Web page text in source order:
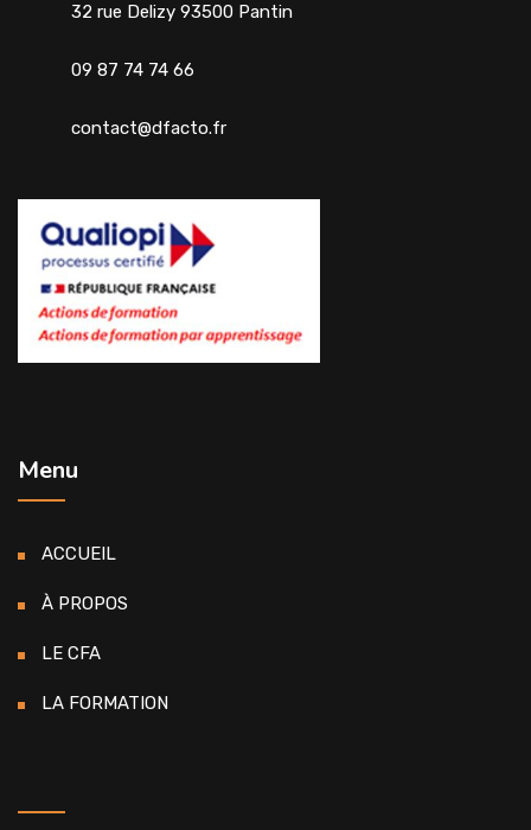
32 rue Delizy 93500 Pantin
09 87 74 74 66
contact@dfacto.fr
Menu
ACCUEIL
À PROPOS
LE CFA
LA FORMATION